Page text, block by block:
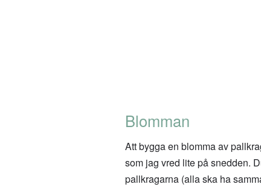
Blomman
Att bygga en blomma av
som jag vred lite på snedden.
pallkragarna (alla ska ha